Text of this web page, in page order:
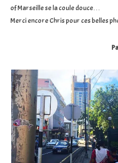
of Marseille se la coule douce…
Merci encore Chris pour ces belles